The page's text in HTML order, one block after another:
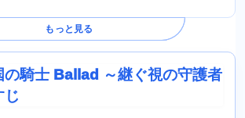
もっと見る
の騎士 Ballad ～継ぐ視の守護者
じ